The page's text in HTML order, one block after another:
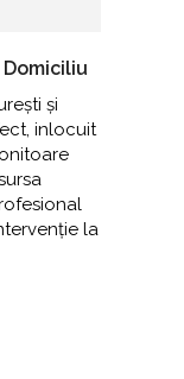
și
inlocuit
la